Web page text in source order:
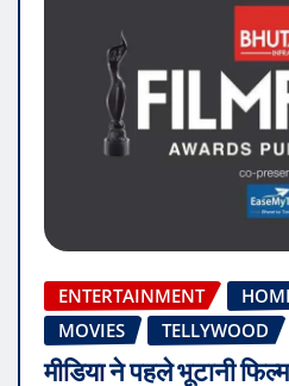
ENTERTAINMENT
MOVIES
TELLYWOOD
मीडिया ने पहले भूटानी